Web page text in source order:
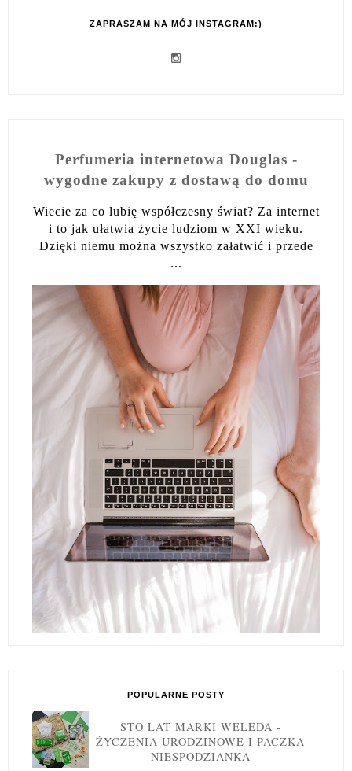
ZAPRASZAM NA MÓJ INSTAGRAM:)
Perfumeria internetowa Douglas -
wygodne zakupy z dostawą do domu
Wiecie za co lubię współczesny świat? Za internet
i to jak ułatwia życie ludziom w XXI wieku.
Dzięki niemu można wszystko załatwić i przede
...
POPULARNE POSTY
STO LAT MARKI WELEDA -
ŻYCZENIA URODZINOWE I PACZKA
NIESPODZIANKA